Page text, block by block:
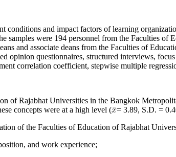
conditions and impact factors of learning
samples were 194 personnel from the Faculties
and associate deans from the Faculties of
opinion questionnaires, structured interviews,
correlation coefficient, stepwise multiple
of Rajabhat Universities in the Bangkok
concepts were at a high level ( = 3.89, S.D. =
of the Faculties of Education of Rajabhat
and work experience;